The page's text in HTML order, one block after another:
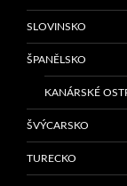
SLOVINSKO
ŠPANĚLSKO
KANÁRSKÉ
ŠVÝCARSKO
TURECKO